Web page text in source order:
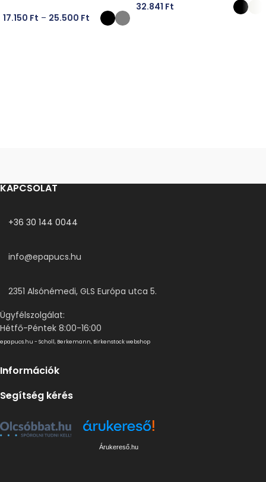
17.150 Ft – 25.500 Ft
32.841 Ft
KAPCSOLAT
+36 30 144 0044
info@epapucs.hu
2351 Alsónémedi, GLS Európa utca 5.
Ügyfélszolgálat:
Hétfő-Péntek 8:00-16:00
epapucs.hu - Scholl, Berkemann, Birkenstock webshop
Információk
Segítség kérés
Árukereső.hu